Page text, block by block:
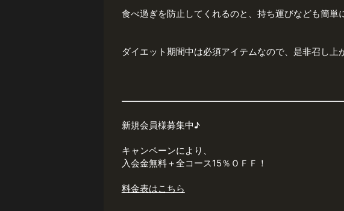
食べ過ぎを防止してくれるのと、持ち運びなども簡単
ダイエット期間中は必須アイテムなので、是非召し上
新規会員様募集中♪
キャンペーンにより、
入会金無料＋全コース15％ＯＦＦ！
料金表はこちら